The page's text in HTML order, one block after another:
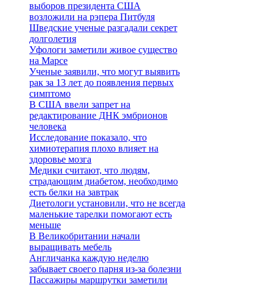
выборов президента США
возложили на рэпера Питбуля
Шведские ученые разгадали секрет
долголетия
Уфологи заметили живое существо
на Марсе
Ученые заявили, что могут выявить
рак за 13 лет до появления первых
симптомо
В США ввели запрет на
редактирование ДНК эмбрионов
человека
Исследование показало, что
химиотерапия плохо влияет на
здоровье мозга
Медики считают, что людям,
страдающим диабетом, необходимо
есть белки на завтрак
Диетологи установили, что не всегда
маленькие тарелки помогают есть
меньше
В Великобритании начали
выращивать мебель
Англичанка каждую неделю
забывает своего парня из-за болезни
Пассажиры маршрутки заметили